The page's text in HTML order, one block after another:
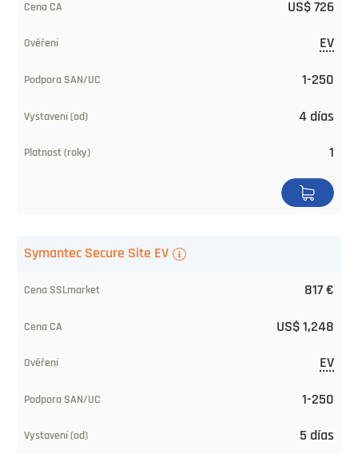
Pedir
US$ 726
EV
1-250
4 días
1
Symantec Secure Site EV
817 €
US$ 1,248
EV
1-250
5 días